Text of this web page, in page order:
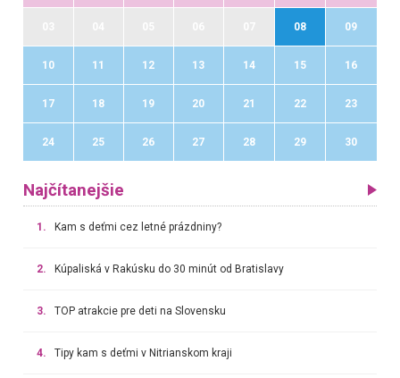
08 09
10 11 12 13 14 15 16
17 18 19 20 21 22 23
24 25 26 27 28 29 30
Najčítanejšie
1. Kam s deťmi cez letné prázdniny?
2. Kúpaliská v Rakúsku do 30 minút od Bratislavy
3. TOP atrakcie pre deti na Slovensku
4. Tipy kam s deťmi v Nitrianskom kraji